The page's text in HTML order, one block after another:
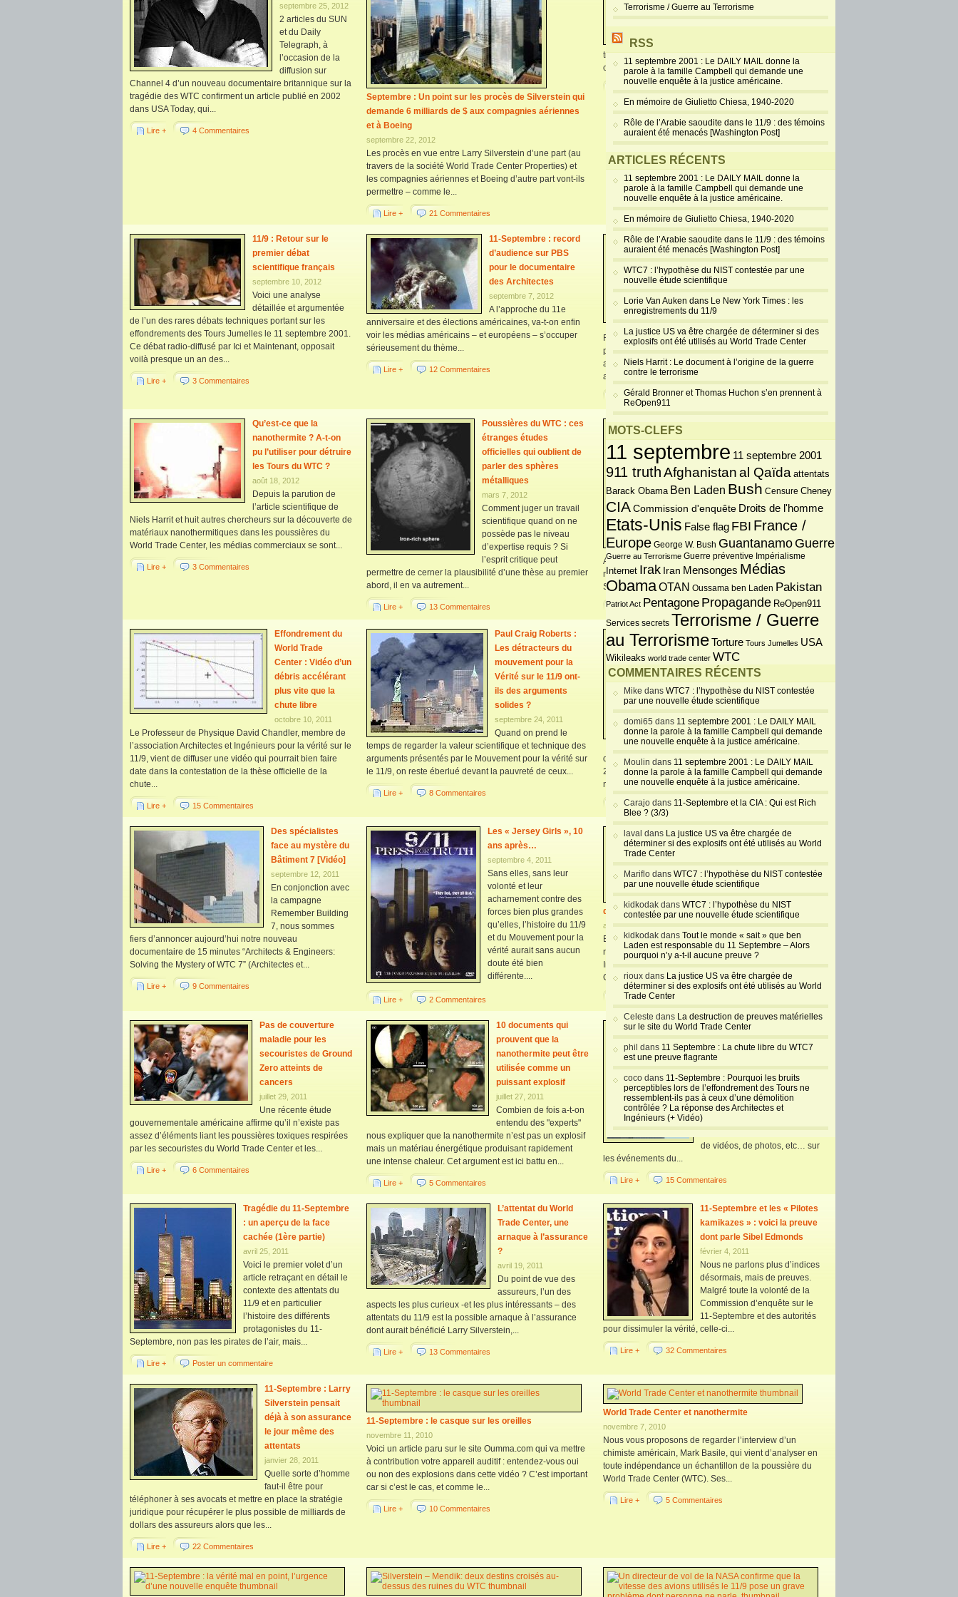
septembre 25, 2012
2 articles du SUN
et du Daily
Telegraph, à
l’occasion de la
diffusion sur
Channel 4 d’un nouveau documentaire britannique sur la
tragédie des WTC confirment un article publié en 2002
dans USA Today, qui...
Lire + 4 Commentaires
Septembre : Un point sur les procès de Silverstein qui
demande 6 milliards de $ aux compagnies aériennes
et à Boeing
septembre 22, 2012
Les procès en vue entre Larry Silverstein d’une part (au
travers de la société World Trade Center Properties) et
les compagnies aériennes et Boeing d’autre part vont-ils
permettre – comme le...
Lire + 21 Commentaires
Pentagone le 11-
trois tours du Word Trade Center, présentent un nombre
considérable d’anomalies par rapport...
11/9 : Retour sur le
premier débat
scientifique français
septembre 10, 2012
Voici une analyse
détaillée et argumentée
de l’un des rares débats techniques portant sur les
effondrements des Tours Jumelles le 11 septembre 2001.
Ce débat radio-diffusé par Ici et Maintenant, opposait
voilà presque un an des...
Lire + 3 Commentaires
11-Septembre : record
d’audience sur PBS
pour le documentaire
des Architectes
septembre 7, 2012
A l’approche du 11e
anniversaire et des élections américaines, va-t-on enfin
voir les médias américains – et européens – s’occuper
sérieusement du thème...
Lire + 12 Commentaires
[Brève] 11-Septembre :
Silverstein attaque les 2
compagnies aériennes
United et American
Airlines pour
Finalement, ce procès devrait bien avoir lieu. Les
propriétaires des tours détruites vont attaquer ceux des
avions piratés. Un juge fédéral de New York a en effet
accepté que les...
Lire + 5 Commentaires
Qu’est-ce que la
nanothermite ? A-t-on
pu l’utiliser pour détruire
les Tours du WTC ?
août 18, 2012
Depuis la parution de
l’article scientifique de
Niels Harrit et huit autres chercheurs sur la découverte de
matériaux nanothermitiques dans les poussières du
World Trade Center, les médias commerciaux se sont...
Lire + 3 Commentaires
Poussières du WTC : ces
étranges études
officielles qui oublient de
parler des sphères
métalliques
mars 7, 2012
Comment juger un travail
scientifique quand on ne
possède pas le niveau
d’expertise requis ? Si
l’esprit critique peut
permettre de cerner la plausibilité d’une thèse au premier
abord, il en va autrement...
Lire + 13 Commentaires
sont dues les projections
horizontales (squibs) ?
Réponse des Architectes
et ingénieurs pour la
vérité sur le 11/9 (+ Vidéo)
février 21, 2012
Suite de notre série de
Questions/Réponses (FAQ)
tirées du site des
Architectes et Ingénieurs pour la vérité sur le 11/9. Nous
nous intéressons cette fois à ce qui a pu causer ces »
Squibs », ces projections...
Lire + 7 Commentaires
Effondrement du
World Trade
Center : Vidéo d’un
débris accélérant
plus vite que la
chute libre
octobre 10, 2011
Le Professeur de Physique David Chandler, membre de
l’association Architectes et Ingénieurs pour la vérité sur le
11/9, vient de diffuser une vidéo qui pourrait bien faire
date dans la contestation de la thèse officielle de la
chute...
Lire + 15 Commentaires
Paul Craig Roberts :
Les détracteurs du
mouvement pour la
Vérité sur le 11/9 ont-
ils des arguments
solides ?
septembre 24, 2011
Quand on prend le
temps de regarder la valeur scientifique et technique des
arguments présentés par le Mouvement pour la vérité sur
le 11/9, on reste éberlué devant la pauvreté de ceux...
Lire + 8 Commentaires
Une réaction
expliquerait
l’effondrement des
Tours Jumelles
septembre 22, 2011
Voici une nouvelle
thèse sur les causes
de l’effondrement des Tours Jumelles le 11 septembre
2001 à New York. Elle nous vient d’un chercheur
norvégien en matériaux travaillant au SINTEF, qui l’a...
Lire + 36 Commentaires
Des spécialistes
face au mystère du
Bâtiment 7 [Vidéo]
septembre 12, 2011
En conjonction avec
la campagne
Remember Building
7, nous sommes
fiers d’annoncer aujourd’hui notre nouveau
documentaire de 15 minutes “Architects & Engineers:
Solving the Mystery of WTC 7” (Architectes et...
Lire + 9 Commentaires
Les « Jersey Girls », 10
ans après…
septembre 4, 2011
Sans elles, sans leur
volonté et leur
acharnement contre des
forces bien plus grandes
qu’elles, l’histoire du 11/9
et du Mouvement pour la
vérité aurait sans aucun
doute été bien
différente....
Lire + 2 Commentaires
« 11/9 : Des
experts
Le
documentaire-choc des Architectes & Ingénieurs
août 24, 2011
En prélude à la sortie, dans les jours qui viennent, du tout
nouveau documentaire de l’association des Architectes et
Ingénieurs pour la vérité sur le 11/9 fondée par Richard
Gage, voici une...
Lire + 7 Commentaires
Pas de couverture
maladie pour les
secouristes de Ground
Zero atteints de
cancers
juillet 29, 2011
Une récente étude
gouvernementale américaine affirme qu’il n’existe pas
assez d’éléments liant les poussières toxiques respirées
par les secouristes du World Trade Center et les...
Lire + 6 Commentaires
10 documents qui
prouvent que la
nanothermite peut être
utilisée comme un
puissant explosif
juillet 27, 2011
Combien de fois a-t-on
entendu des "experts"
nous expliquer que la nanothermite n’est pas un explosif
mais un matériau énergétique produisant rapidement
une intense chaleur. Cet argument est ici battu en...
Lire + 5 Commentaires
11-Septembre : Nouvelles
l’effondrement de la tour nord
L’organisation à but non lucratif
International Center for 911
Studies avait obtenu et diffusé
en 2010 un ensemble
de vidéos, de photos, etc… sur
les événements du...
Lire + 15 Commentaires
Tragédie du 11-Septembre
: un aperçu de la face
cachée (1ère partie)
avril 25, 2011
Voici le premier volet d’un
article retraçant en détail le
contexte des attentats du
11/9 et en particulier
l’histoire des différents
protagonistes du 11-
Septembre, non pas les pirates de l’air, mais...
Lire + Poster un commentaire
L’attentat du World
Trade Center, une
arnaque à l’assurance
?
avril 19, 2011
Du point de vue des
assureurs, l’un des
aspects les plus curieux -et les plus intéressants – des
attentats du 11/9 est la possible arnaque à l’assurance
dont aurait bénéficié Larry Silverstein,...
Lire + 13 Commentaires
11-Septembre et les « Pilotes
kamikazes » : voici la preuve
dont parle Sibel Edmonds
février 4, 2011
Nous ne parlons plus d’indices
désormais, mais de preuves.
Malgré toute la volonté de la
Commission d’enquête sur le
11-Septembre et des autorités
pour dissimuler la vérité, celle-ci...
Lire + 32 Commentaires
11-Septembre : Larry
Silverstein pensait
déjà à son assurance
le jour même des
attentats
janvier 28, 2011
Quelle sorte d’homme
faut-il être pour
téléphoner à ses avocats et mettre en place la stratégie
juridique pour récupérer le plus possible de milliards de
dollars des assureurs alors que les...
Lire + 22 Commentaires
11-Septembre : le casque sur les oreilles
novembre 11, 2010
Voici un article paru sur le site Oumma.com qui va mettre
à contribution votre appareil auditif : entendez-vous oui
ou non des explosions dans cette vidéo ? C’est important
car si c’est le cas, et comme le...
Lire + 10 Commentaires
World Trade Center et nanothermite
novembre 7, 2010
Nous vous proposons de regarder l’interview d’un
chimiste américain, Mark Basile, qui vient d’analyser en
toute indépendance un échantillon de la poussière du
World Trade Center (WTC). Ses...
Lire + 5 Commentaires
Terrorisme / Guerre au Terrorisme
RSS
11 septembre 2001 : Le DAILY MAIL donne la
parole à la famille Campbell qui demande une
nouvelle enquête à la justice américaine.
En mémoire de Giulietto Chiesa, 1940-2020
Rôle de l’Arabie saoudite dans le 11/9 : des témoins
auraient été menacés [Washington Post]
ARTICLES RÉCENTS
11 septembre 2001 : Le DAILY MAIL donne la
parole à la famille Campbell qui demande une
nouvelle enquête à la justice américaine.
En mémoire de Giulietto Chiesa, 1940-2020
Rôle de l’Arabie saoudite dans le 11/9 : des témoins
auraient été menacés [Washington Post]
WTC7 : l’hypothèse du NIST contestée par une
nouvelle étude scientifique
Lorie Van Auken dans Le New York Times : les
enregistrements du 11/9
La justice US va être chargée de déterminer si des
explosifs ont été utilisés au World Trade Center
Niels Harrit : Le document à l’origine de la guerre
contre le terrorisme
Gérald Bronner et Thomas Huchon s’en prennent à
ReOpen911
MOTS-CLEFS
11 septembre 11 septembre 2001
911 truthAfghanistanal Qaïda attentats
Barack Obama Ben Laden Bush Censure Cheney
CIA Commission d'enquête Droits de l'homme
Etats-Unis False flag FBI France /
Europe George W. Bush Guantanamo Guerre
Guerre au Terrorisme Guerre préventive Impérialisme
Internet Irak Iran Mensonges Médias
ObamaOTAN Oussama ben Laden Pakistan
Patriot Act Pentagone Propagande ReOpen911
Services secrets Terrorisme / Guerre
au TerrorismeTorture Tours Jumelles USA
Wikileaks world trade center WTC
COMMENTAIRES RÉCENTS
Mike dans WTC7 : l’hypothèse du NIST contestée
par une nouvelle étude scientifique
domi65 dans 11 septembre 2001 : Le DAILY MAIL
donne la parole à la famille Campbell qui demande
une nouvelle enquête à la justice américaine.
Moulin dans 11 septembre 2001 : Le DAILY MAIL
donne la parole à la famille Campbell qui demande
une nouvelle enquête à la justice américaine.
Carajo dans 11-Septembre et la CIA : Qui est Rich
Blee ? (3/3)
laval dans La justice US va être chargée de
déterminer si des explosifs ont été utilisés au World
Trade Center
Mariflo dans WTC7 : l’hypothèse du NIST contestée
par une nouvelle étude scientifique
kidkodak dans WTC7 : l’hypothèse du NIST
contestée par une nouvelle étude scientifique
kidkodak dans Tout le monde « sait » que ben
Laden est responsable du 11 Septembre – Alors
pourquoi n’y a-t-il aucune preuve ?
rioux dans La justice US va être chargée de
déterminer si des explosifs ont été utilisés au World
Trade Center
Celeste dans La destruction de preuves matérielles
sur le site du World Trade Center
phil dans 11 Septembre : La chute libre du WTC7
est une preuve flagrante
coco dans 11-Septembre : Pourquoi les bruits
perceptibles lors de l’effondrement des Tours ne
ressemblent-ils pas à ceux d’une démolition
contrôlée ? La réponse des Architectes et
Ingénieurs (+ Vidéo)